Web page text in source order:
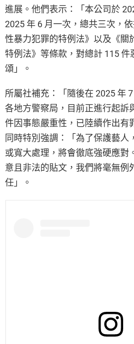
進展。他們表示：「本公司於
2025 年 6 月一次，總共三次，
性暴力犯罪的特例法》以及《關
特例法》等條款，對總計 115
頌」。
所屬社補充：「隨後在 2025 年
各地方警察局，目前正進行起訴
件因事態嚴重性，已陸續作出有
同時特別強調：「為了保護藝人
或寬大處理，將會徹底強硬應對
意且非法的貼文，我們將毫無例
任」。